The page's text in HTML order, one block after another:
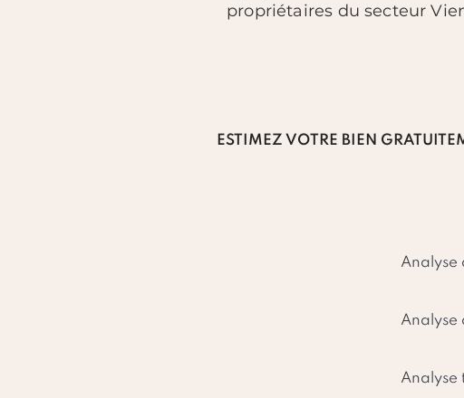
propriétaires du secteur
ESTIMEZ VOTRE BIEN
Analyse
Analyse
Analyse